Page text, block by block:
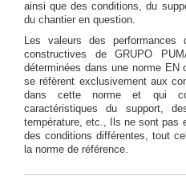
ainsi que des conditions, du
du chantier en question.
Les valeurs des
constructives de GRUPO
déterminées dans une norme EN
se réfèrent exclusivement aux
dans cette norme et qui
caractéristiques du support,
température, etc., Ils ne sont pas
des conditions différentes, tout
la norme de référence.